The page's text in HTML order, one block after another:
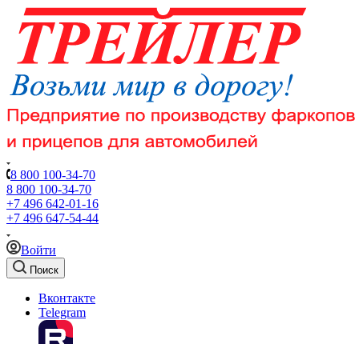
8 800 100-34-70
8 800 100-34-70
+7 496 642-01-16
+7 496 647-54-44
Войти
Поиск
Вконтакте
Telegram